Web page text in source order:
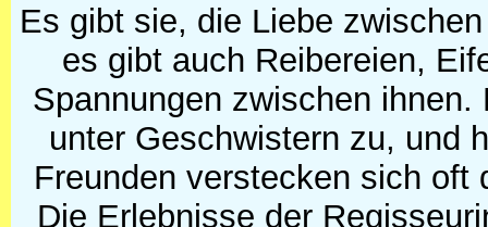
Es gibt sie, die Liebe
es gibt auch Reibereien,
Spannungen zwischen ihnen.
unter Geschwistern zu, und
Freunden verstecken sich oft
Die Erlebnisse der